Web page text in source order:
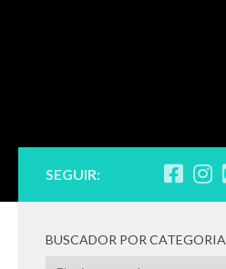
SEGUIR:
BUSCADOR POR CATEGORIA